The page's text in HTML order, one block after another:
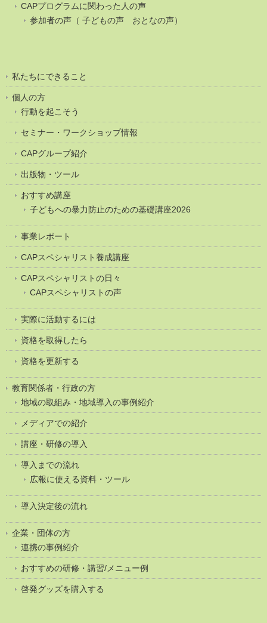
CAPプログラムに関わった人の声
参加者の声（ 子どもの声 おとなの声）
私たちにできること
個人の方
行動を起こそう
セミナー・ワークショップ情報
CAPグループ紹介
出版物・ツール
おすすめ講座
子どもへの暴力防止のための基礎講座2026
事業レポート
CAPスペシャリスト養成講座
CAPスペシャリストの日々
CAPスペシャリストの声
実際に活動するには
資格を取得したら
資格を更新する
教育関係者・行政の方
地域の取組み・地域導入の事例紹介
メディアでの紹介
講座・研修の導入
導入までの流れ
広報に使える資料・ツール
導入決定後の流れ
企業・団体の方
連携の事例紹介
おすすめの研修・講習/メニュー例
啓発グッズを購入する